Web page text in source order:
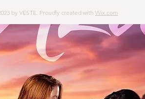
by VESTE. Proudly created with Wix.com